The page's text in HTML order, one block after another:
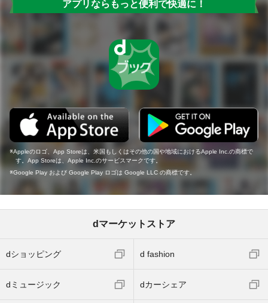
アプリならもっと便利で快適に！
Appleのロゴ、App Storeは、米国もしくはその他の国や地域におけるApple Inc.の商標で
す。App Storeは、Apple Inc.のサービスマークです。
Google Play および Google Play ロゴは Google LLC の商標です。
dマーケットストア
dショッピング d fashion
dミュージック dカーシェア